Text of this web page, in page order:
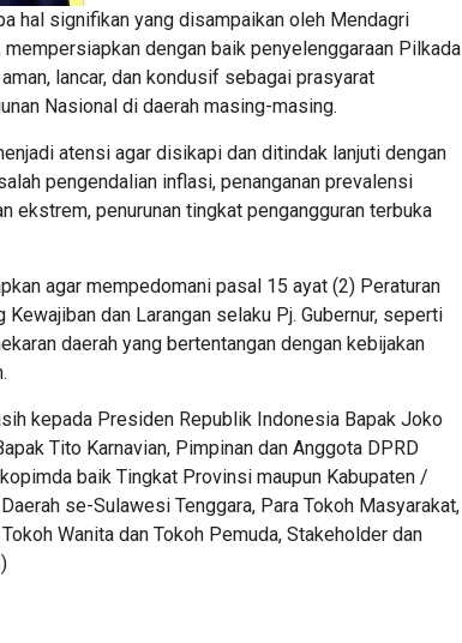
hal signifikan yang disampaikan oleh Mendagri
dengan baik penyelenggaraan Pilkada
lancar, dan kondusif sebagai prasyarat
Nasional di daerah masing-masing.
atensi agar disikapi dan ditindak lanjuti dengan
pengendalian inflasi, penanganan prevalensi
ekstrem, penurunan tingkat pengangguran terbuka
agar mempedomani pasal 15 ayat (2) Peraturan
dan Larangan selaku Pj. Gubernur, seperti
daerah yang bertentangan dengan kebijakan
kepada Presiden Republik Indonesia Bapak Joko
Tito Karnavian, Pimpinan dan Anggota DPRD
baik Tingkat Provinsi maupun Kabupaten /
se-Sulawesi Tenggara, Para Tokoh Masyarakat,
Wanita dan Tokoh Pemuda, Stakeholder dan